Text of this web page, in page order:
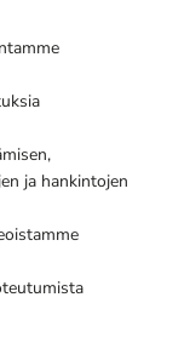
ja hankintojen